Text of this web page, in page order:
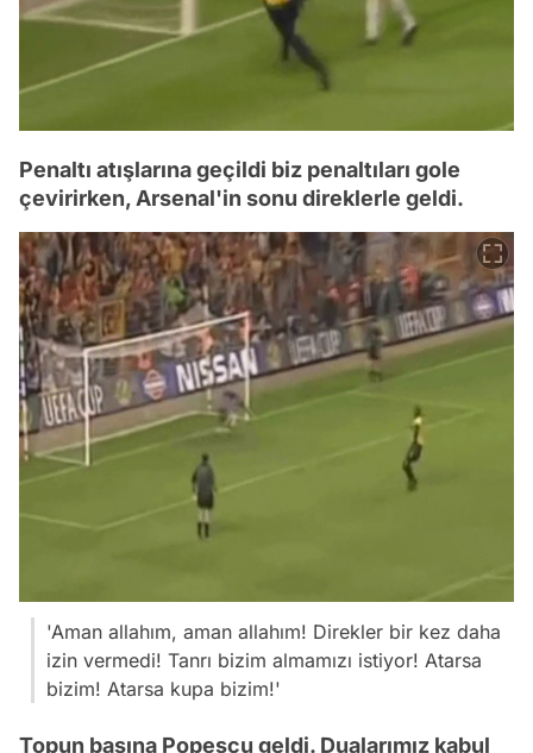
Penaltı atışlarına geçildi biz penaltıları gole
çevirirken, Arsenal'in sonu direklerle geldi.
'Aman allahım, aman allahım! Direkler bir kez daha
izin vermedi! Tanrı bizim almamızı istiyor! Atarsa
bizim! Atarsa kupa bizim!'
Topun başına Popescu geldi. Dualarımız kabul